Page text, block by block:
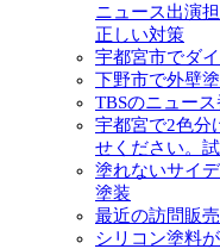
ニュース出演
正しい対策
宇都宮市でダ
下野市で外壁
TBSのニュー
宇都宮で2色分
せください。
塗れないサイ
塗装
最近の訪問販
シリコン塗料